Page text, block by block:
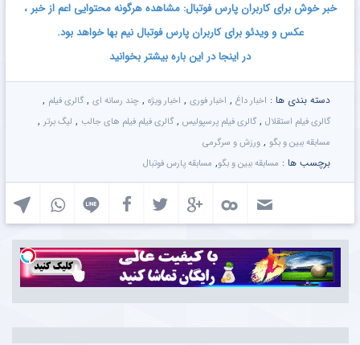
خبر خوش برای کاربران پارس فوتبال: مشاهده هرگونه محتوایی اعم از خبر ،
عکس و ویدئو برای کاربران پارس فوتبال نیم بها خواهد بود.
در اینجا در این باره بیشتر بخوانید
دسته بندی ها : اخبار داغ , اخبار فوری , اخبار ویژه , چند رسانه ای , گالری فیلم ,
گالری فیلم استقلال , گالری فیلم پرسپولیس , گالری فیلم فیلم های جالب , لیگ برتر ,
مسابقه ببین و بگو , ورزش و سرگرمی
برچسب ها : مسابقه ببین و بگو, مسابقه پارس فوتبال